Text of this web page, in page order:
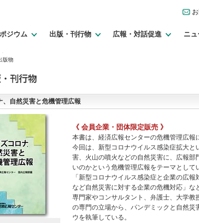
ジウム 出版・刊行物 広報・対話促進 ニ
版物
、自然災害と危機管理広報
《 会員企業・団体限定販売 》
本書は、経済広報センターの危機管理広報
今回は、新型コロナウイルス感染症拡大と
害、火山の噴火などの自然災害に、広報部
いのかという危機管理広報をテーマとして
「新型コロナウイルス感染症と企業の広
など自然災害に対する企業の危機対応」
専門家やコンサルタント、弁護士、大学教
の専門の立場から、パンデミックと自然災
ウを執筆している。